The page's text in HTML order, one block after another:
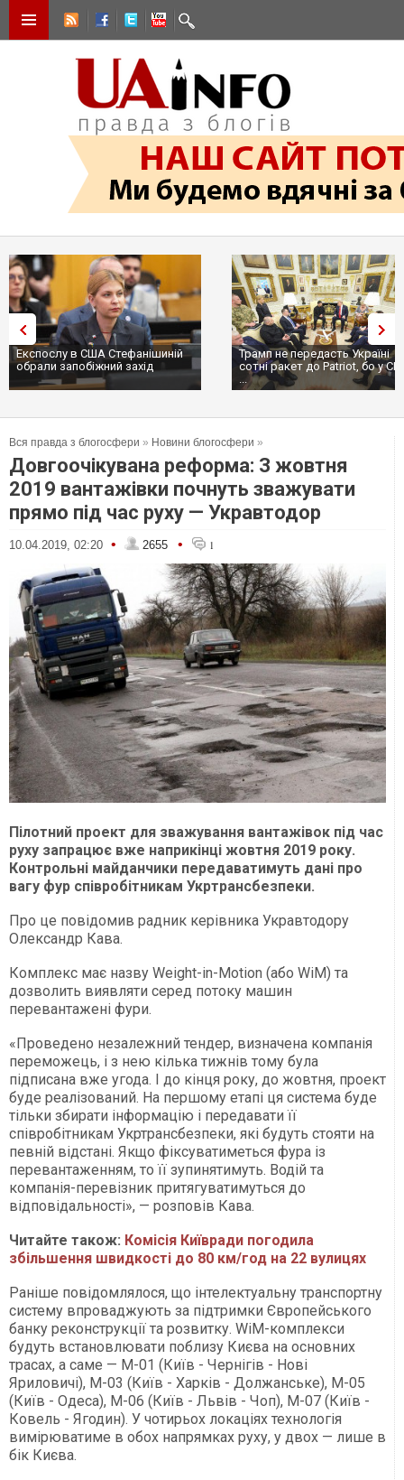
Експослу в США Стефанішиній
обрали запобіжний захід
Трамп не передасть Україні
сотні ракет до Patriot, бо у
...
Вся правда з блогосфери » Новини блогосфери »
Довгоочікувана реформа: З жовтня
2019 вантажівки почнуть зважувати
прямо під час руху — Укравтодор
10.04.2019, 02:20 • 2655 • 1
Пілотний проект для зважування вантажівок під час
руху запрацює вже наприкінці жовтня 2019 року.
Контрольні майданчики передаватимуть дані про
вагу фур співробітникам Укртрансбезпеки.
Про це повідомив радник керівника Укравтодору
Олександр Кава.
Комплекс має назву Weight-in-Motion (або WiM) та
дозволить виявляти серед потоку машин
перевантажені фури.
«Проведено незалежний тендер, визначена компанія
переможець, і з нею кілька тижнів тому була
підписана вже угода. І до кінця року, до жовтня, проект
буде реалізований. На першому етапі ця система буде
тільки збирати інформацію і передавати її
співробітникам Укртрансбезпеки, які будуть стояти на
певній відстані. Якщо фіксуватиметься фура із
перевантаженням, то її зупинятимуть. Водій та
компанія-перевізник притягуватимуться до
відповідальності», — розповів Кава.
Читайте також: Комісія Київради погодила
збільшення швидкості до 80 км/год на 22 вулицях
Раніше повідомлялося, що інтелектуальну транспортну
систему впроваджують за підтримки Європейського
банку реконструкції та розвитку. WiM-комплекси
будуть встановлювати поблизу Києва на основних
трасах, а саме — М-01 (Київ - Чернігів - Нові
Яриловичі), М-03 (Київ - Харків - Должанське), М-05
(Київ - Одеса), М-06 (Київ - Львів - Чоп), М-07 (Київ -
Ковель - Ягодин). У чотирьох локаціях технологія
вимірюватиме в обох напрямках руху, у двох — лише в
бік Києва.